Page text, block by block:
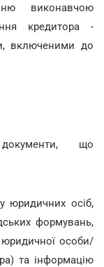
виконавчою
кредитора -
включеними до
що
юридичних осіб,
формувань,
особи/
та інформацію